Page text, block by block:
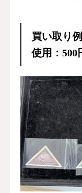
買い取り
使用：500